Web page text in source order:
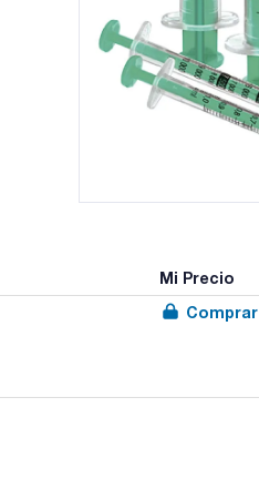
Mi Precio
Comprar